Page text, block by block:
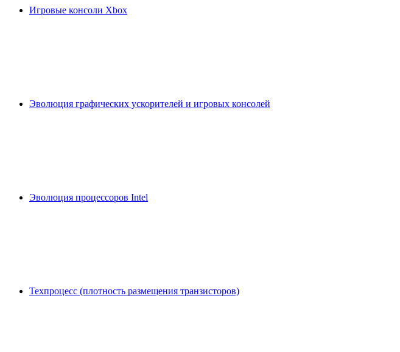
Игровые консоли Xbox
Эволюция графических ускорителей и игровых консолей
Эволюция процессоров Intel
Техпроцесс (плотность размещения транзисторов)